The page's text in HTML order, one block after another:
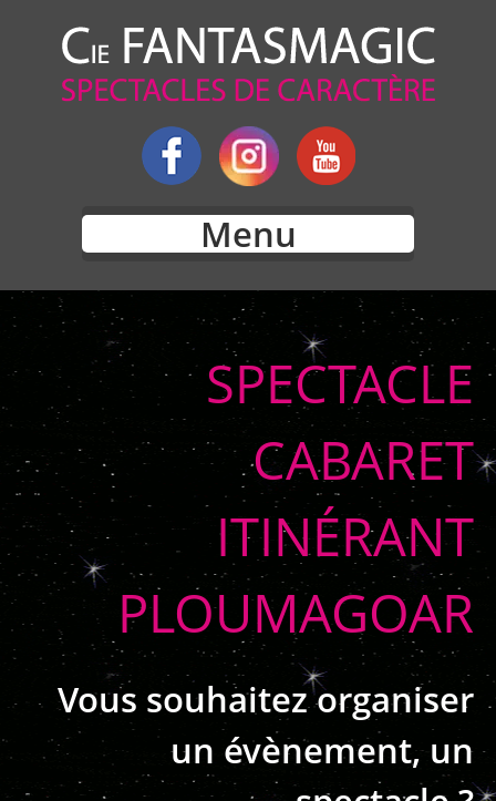
Menu
SPECTACLE
CABARET
ITINÉRANT
PLOUMAGOAR
Vous souhaitez organiser
un évènement, un